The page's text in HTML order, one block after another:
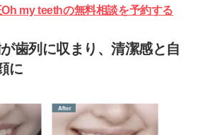
my teethの無料相談を予約する
歯列に収まり、清潔感と自
に